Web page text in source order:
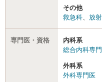
その他
救急科、 放
専門医・資格
内科系
総合内科専
外科系
外科専門医